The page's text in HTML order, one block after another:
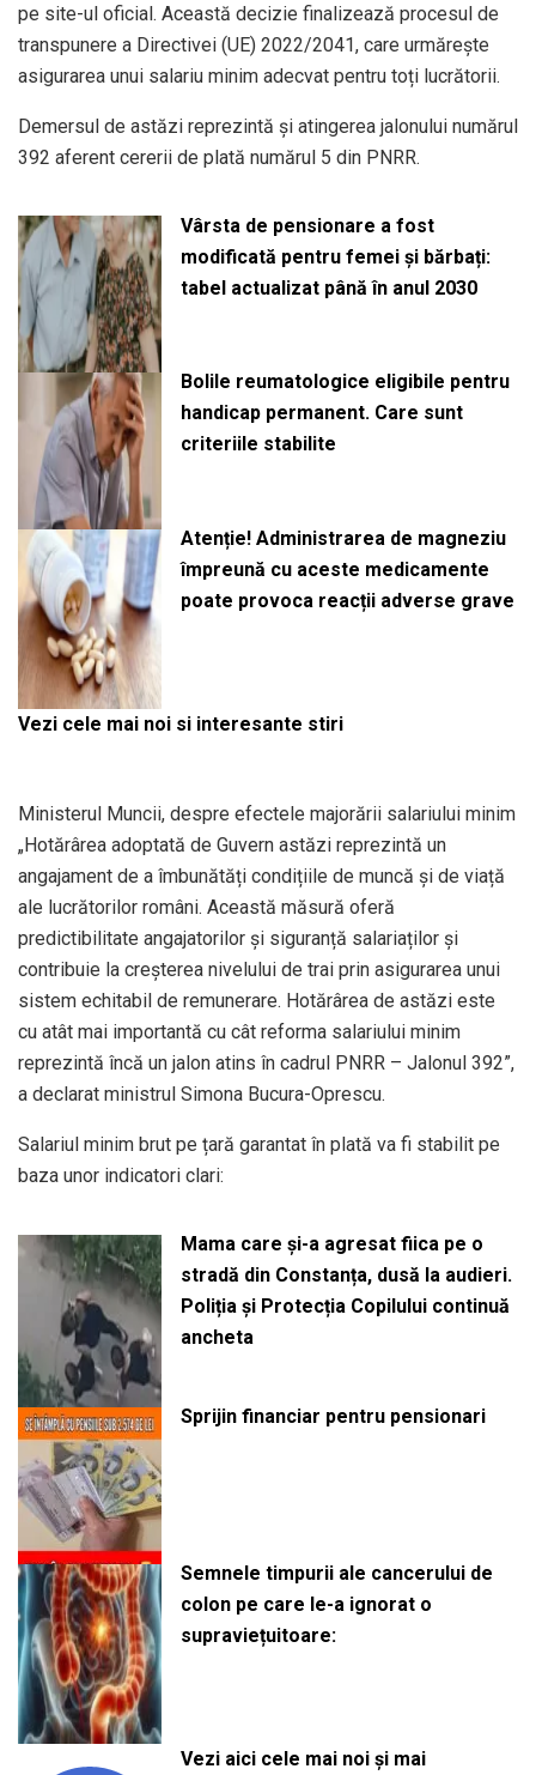
pe site-ul oficial. Această decizie finalizează procesul de
transpunere a Directivei (UE) 2022/2041, care urmărește
asigurarea unui salariu minim adecvat pentru toți lucrătorii.
Demersul de astăzi reprezintă și atingerea jalonului numărul
392 aferent cererii de plată numărul 5 din PNRR.
Vârsta de pensionare a fost
modificată pentru femei și bărbați:
tabel actualizat până în anul 2030
Bolile reumatologice eligibile pentru
handicap permanent. Care sunt
criteriile stabilite
Atenție! Administrarea de magneziu
împreună cu aceste medicamente
poate provoca reacții adverse grave
Vezi cele mai noi si interesante stiri
Ministerul Muncii, despre efectele majorării salariului minim
„Hotărârea adoptată de Guvern astăzi reprezintă un
angajament de a îmbunătăți condițiile de muncă și de viață
ale lucrătorilor români. Această măsură oferă
predictibilitate angajatorilor și siguranță salariaților și
contribuie la creșterea nivelului de trai prin asigurarea unui
sistem echitabil de remunerare. Hotărârea de astăzi este
cu atât mai importantă cu cât reforma salariului minim
reprezintă încă un jalon atins în cadrul PNRR – Jalonul 392”,
a declarat ministrul Simona Bucura-Oprescu.
Salariul minim brut pe țară garantat în plată va fi stabilit pe
baza unor indicatori clari:
Mama care și-a agresat fiica pe o
stradă din Constanța, dusă la audieri.
Poliția și Protecția Copilului continuă
ancheta
Sprijin financiar pentru pensionari
Semnele timpurii ale cancerului de
colon pe care le-a ignorat o
supraviețuitoare:
Vezi aici cele mai noi și mai